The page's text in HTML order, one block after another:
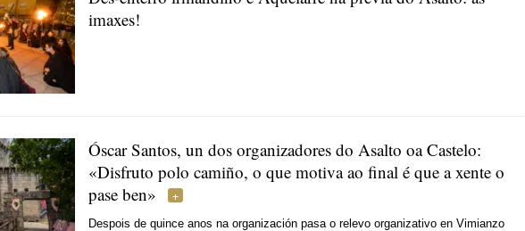
imaxes!
Óscar Santos, un dos organizadores do Asalto oa Castelo:
«Disfruto polo camiño, o que motiva ao final é que a xente o
pase ben»
Despois de quince anos na organización pasa o relevo organizativo en Vimianzo